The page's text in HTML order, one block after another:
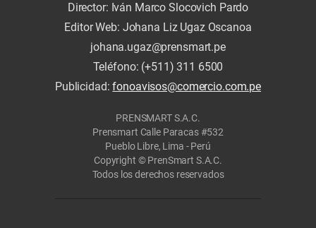
Director: Iván Marco Slocovich Pardo
Editor Web: Johana Liz Ugaz Oscanoa
johana.ugaz@prensmart.pe
Teléfono: (+511) 311 6500
Publicidad:fonoavisos@comercio.com.pe
PRENSMART S.A.C.
Prensmart Calle Paracas #532
Pueblo Libre, Lima - Perú
Copyright © PrenSmart S.A.C.
Todos los derechos reservados